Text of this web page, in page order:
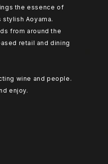
the essence of
Aoyama.
from around the
retail and dining
wine and people.
enjoy.